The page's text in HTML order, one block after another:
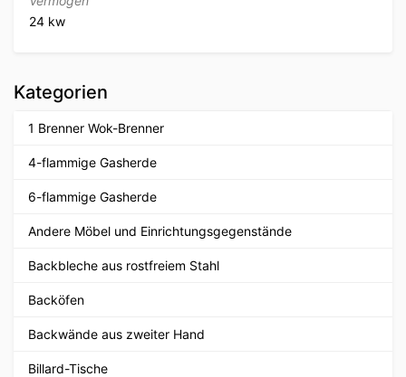
24 kw
Kategorien
1 Brenner Wok-Brenner
4-flammige Gasherde
6-flammige Gasherde
Andere Möbel und Einrichtungsgegenstände
Backbleche aus rostfreiem Stahl
Backöfen
Backwände aus zweiter Hand
Billard-Tische